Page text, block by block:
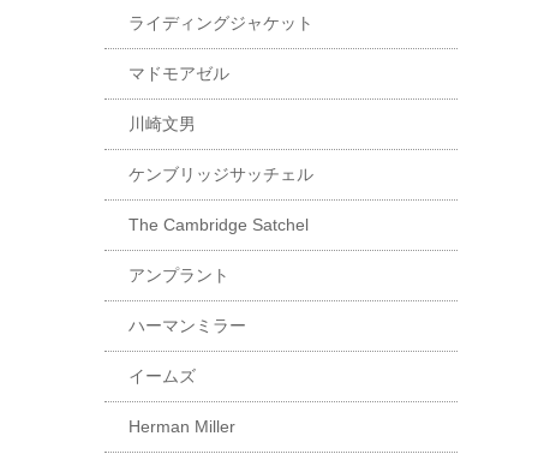
ライディングジャケット
マドモアゼル
川崎文男
ケンブリッジサッチェル
The Cambridge Satchel
アンプラント
ハーマンミラー
イームズ
Herman Miller